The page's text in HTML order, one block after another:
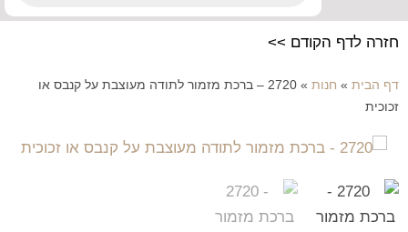
חזרה לדף הקודם >>
דף הבית » חנות »
2720 – ברכת מזמור לתודה מעוצבת על קנבס או
זכוכית